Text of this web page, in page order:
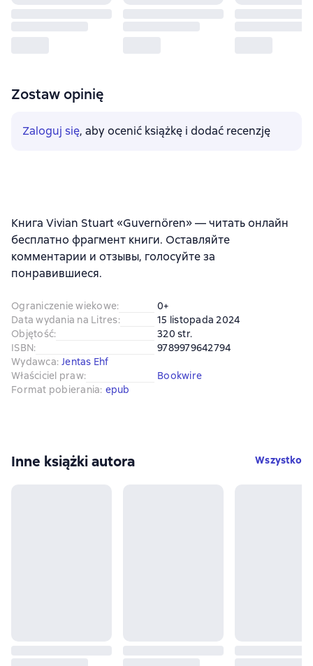
Zostaw opinię
Zaloguj się, aby ocenić książkę i dodać recenzję
Книга Vivian Stuart «Guvernören» — читать онлайн
бесплатно фрагмент книги. Оставляйте
комментарии и отзывы, голосуйте за
понравившиеся.
Ograniczenie wiekowe:
0+
Data wydania na Litres:
15 listopada 2024
Objętość:
320 str.
ISBN:
9789979642794
Wydawca: Jentas Ehf
Właściciel praw:
Bookwire
Format pobierania: epub
Inne książki autora Wszystko